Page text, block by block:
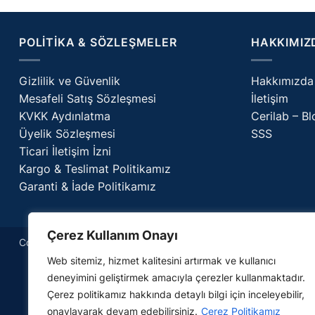
Çerez Kullanım Onayı
Web sitemiz, hizmet kalitesini artırmak ve kullanıcı
deneyimini geliştirmek amacıyla çerezler kullanmaktadır.
Çerez politikamız hakkında detaylı bilgi için inceleyebilir,
onaylayarak devam edebilirsiniz. Çerez Politikamız
POLITIKA & SÖZLEŞMELER
Gizlilik ve Güvenlik
Mesafeli Satış Sözleşmesi
KVKK Aydınlatma
Üyelik Sözleşmesi
Ticari İletişim İzni
Kargo & Teslimat Politikamız
Garanti & İade Politikamız
Hakkımızda
İletişim
Cerilab –
SSS
Copyright 2026 ©Ceriyan